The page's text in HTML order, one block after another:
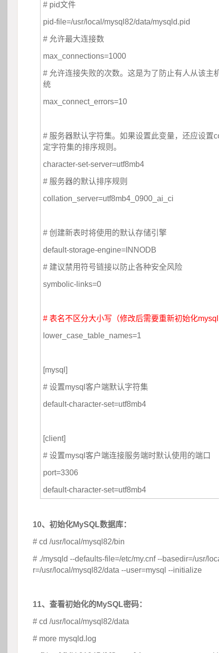
# pid文件
pid-file=/usr/local/mysql82/data/mysqld.pid
# 允许最大连接数
max_connections=1000
# 允许连接失败的次数。这是为了防止有人从该主
统
max_connect_errors=10
# 服务器默认字符集。如果设置此变量，还应设置
定字符集的排序规则。
character-set-server=utf8mb4
# 服务器的默认排序规则
collation_server=utf8mb4_0900_ai_ci
# 创建新表时将使用的默认存储引擎
default-storage-engine=INNODB
# 建议禁用符号链接以防止各种安全风险
symbolic-links=0
# 表名不区分大小写（修改后需要重新初始化
lower_case_table_names=1
[mysql]
# 设置mysql客户端默认字符集
default-character-set=utf8mb4
[client]
# 设置mysql客户端连接服务端时默认使用的端口
port=3306
default-character-set=utf8mb4
10、初始化MySQL数据库：
# cd /usr/local/mysql82/bin
# ./mysqld --defaults-file=/etc/my.cnf --basedir=/usr/
r=/usr/local/mysql82/data --user=mysql --initialize
11、查看初始化的MySQL密码：
# cd /usr/local/mysql82/data
# more mysqld.log